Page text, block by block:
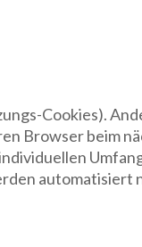
Cookies).
Browser beim
automatisiert